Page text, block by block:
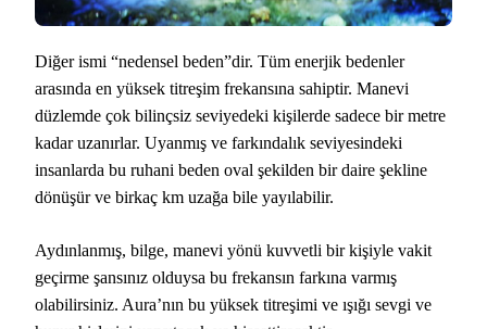
Diğer ismi “nedensel beden”dir. Tüm enerjik bedenler
arasında en yüksek titreşim frekansına sahiptir. Manevi
düzlemde çok bilinçsiz seviyedeki kişilerde sadece bir metre
kadar uzanırlar. Uyanmış ve farkındalık seviyesindeki
insanlarda bu ruhani beden oval şekilden bir daire şekline
dönüşür ve birkaç km uzağa bile yayılabilir.
Aydınlanmış, bilge, manevi yönü kuvvetli bir kişiyle vakit
geçirme şansınız olduysa bu frekansın farkına varmış
olabilirsiniz. Aura’nın bu yüksek titreşimi ve ışığı sevgi ve